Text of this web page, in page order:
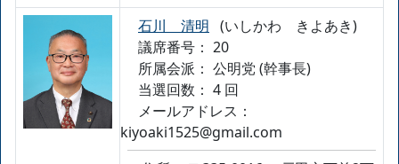
石川 清明 (いしかわ きよあき)
議席番号： 20
所属会派： 公明党 (幹事長)
当選回数： 4 回
メールアドレス：
kiyoaki1525@gmail.com